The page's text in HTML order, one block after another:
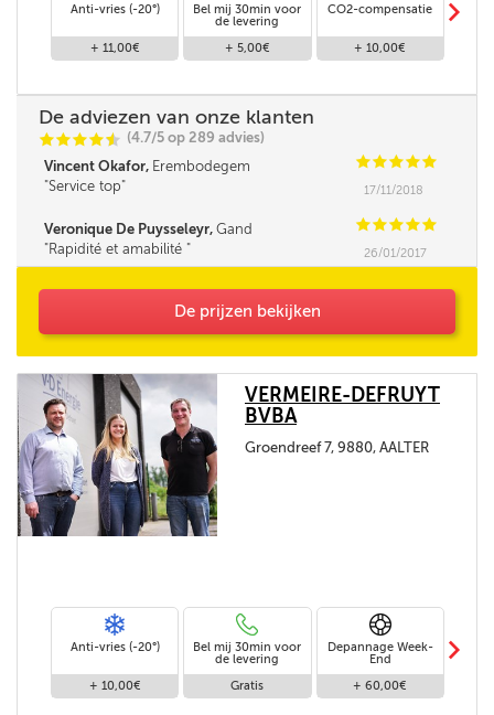
Anti-vries (-20°)
+ 11,00€
Bel mij 30min voor
de levering
+ 5,00€
CO2-compensatie
+ 10,00€
m
De adviezen van onze klanten
CCCCi
@ (4.7/5 op 289 advies)
Vincent Okafor, Erembodegem CCCCC
Service top
17/11/2018
Veronique De Puysseleyr, Gand CCCCC
Rapidité et amabilité
26/01/2017
De prijzen bekijken
VERMEIRE-DEFRUYT
BVBA
Groendreef 7, 9880, AALTER
Anti-vries (-20°)
+ 10,00€
Bel mij 30min voor
de levering
Gratis
Depannage Week-
End
+ 60,00€
m